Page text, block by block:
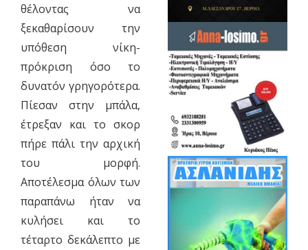
θέλοντας να
ξεκαθαρίσουν την
υπόθεση νίκη-
πρόκριση όσο το
δυνατόν γρηγορότερα.
Πίεσαν στην μπάλα,
έτρεξαν και το σκορ
πήρε πάλι την αρχική
του μορφή.
Αποτέλεσμα όλων των
παραπάνω ήταν να
κυλήσει και το
τέταρτο δεκάλεπτο με